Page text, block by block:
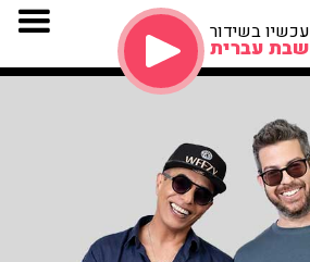
עכשיו בשידור
שבת עברית